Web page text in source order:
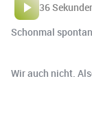
36
Schonmal
Wir auch nicht.